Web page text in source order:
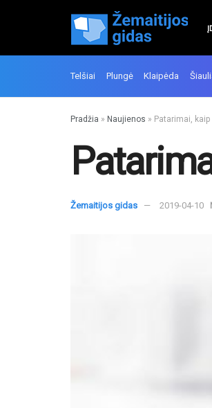
Telšiai Plungė Klaipėda
Pradžia » Naujienos » Patarimai,
Žemaitijos gidas 2019-04-10